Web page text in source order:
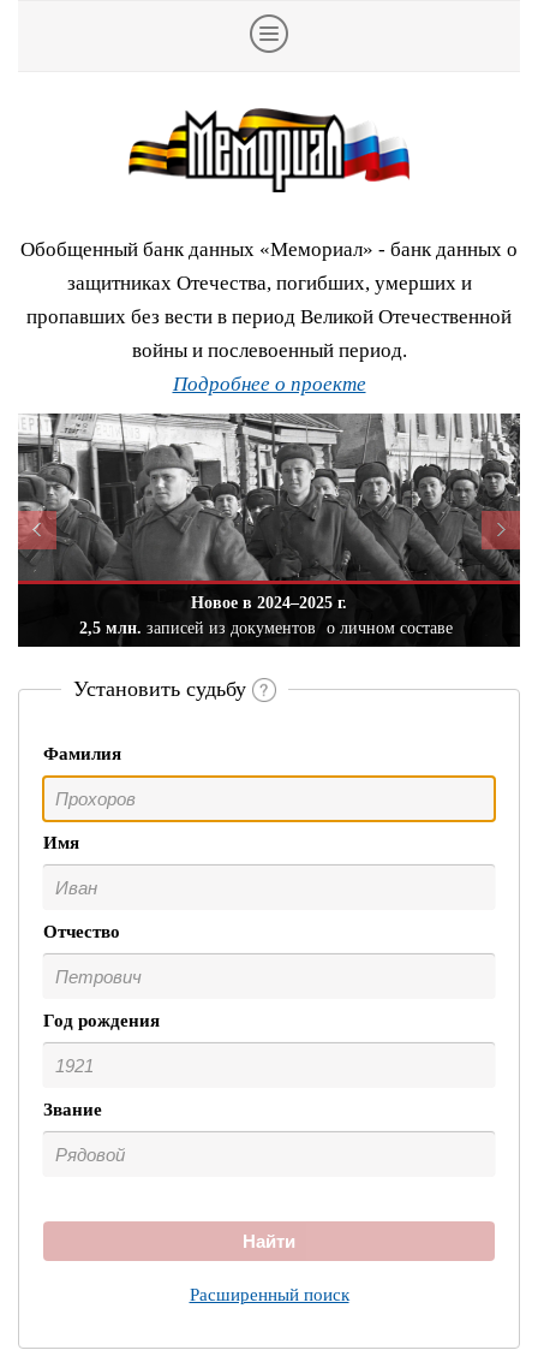
Обобщенный банк данных «Мемориал» - банк данных о
защитниках Отечества, погибших, умерших и
пропавших без вести в период Великой Отечественной
войны и послевоенный период.
Подробнее о проекте
Новое в 2024–2025 г.
2,5 млн. записей из документов о личном составе
Установить судьбу
Фамилия
Имя
Отчество
Год рождения
Звание
Найти
Расширенный поиск